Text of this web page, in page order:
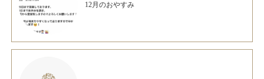
12月のおやすみ